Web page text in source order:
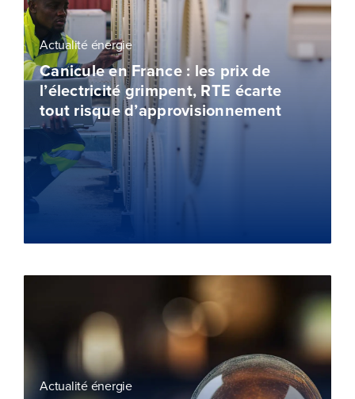
Actualité énergie
Canicule en France : les prix de
l’électricité grimpent, RTE écarte
tout risque d’approvisionnement
Actualité énergie